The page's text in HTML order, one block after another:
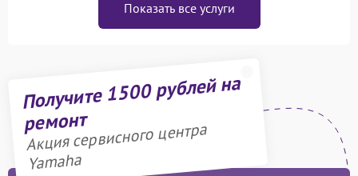
Показать все услуги
Получите 1500 рублей на
ремонт
Акция сервисного центра
Yamaha